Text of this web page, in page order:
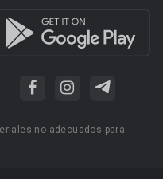
no adecuados para